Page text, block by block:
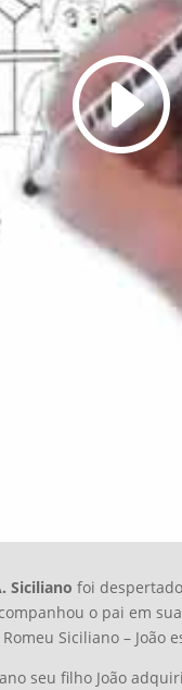
Siciliano foi
o pai em
Siciliano – João
seu filho João